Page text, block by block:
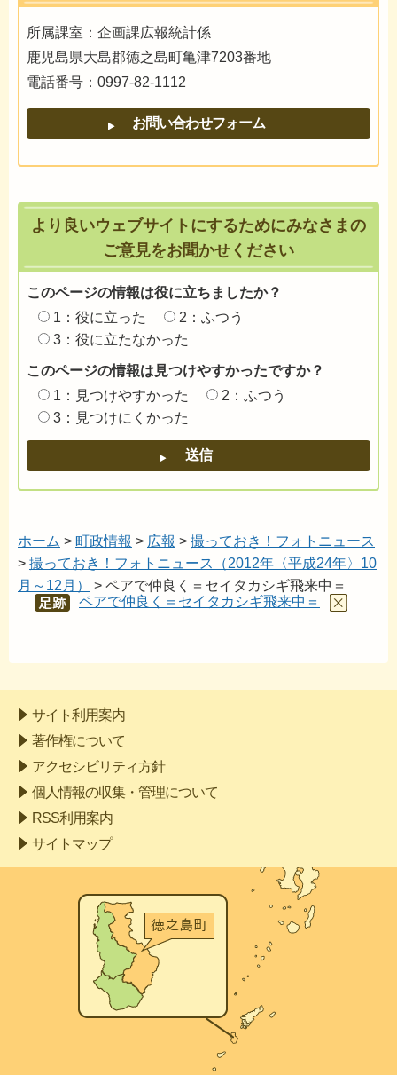
所属課室：企画課広報統計係
鹿児島県大島郡徳之島町亀津7203番地
電話番号：0997-82-1112
より良いウェブサイトにするためにみなさまの
ご意見をお聞かせください
このページの情報は役に立ちましたか？
1：役に立った
2：ふつう
3：役に立たなかった
このページの情報は見つけやすかったですか？
1：見つけやすかった
2：ふつう
3：見つけにくかった
ホーム > 町政情報 > 広報 > 撮っておき！フォトニュース
> 撮っておき！フォトニュース（2012年〈平成24年〉10
月～12月）
> ペアで仲良く＝セイタカシギ飛来中＝
あし
ペアで仲良く＝セイタカシギ飛来中＝
サイト利用案内
著作権について
アクセシビリティ方針
個人情報の収集・管理について
RSS利用案内
サイトマップ